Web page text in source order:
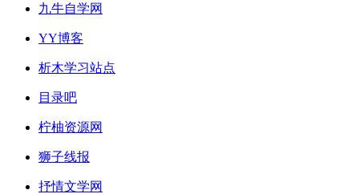
九牛自学网
YY博客
析木学习站点
目录吧
柠柚资源网
狮子线报
抒情文学网